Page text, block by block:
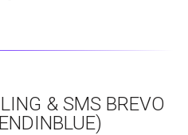
& SMS BREVO